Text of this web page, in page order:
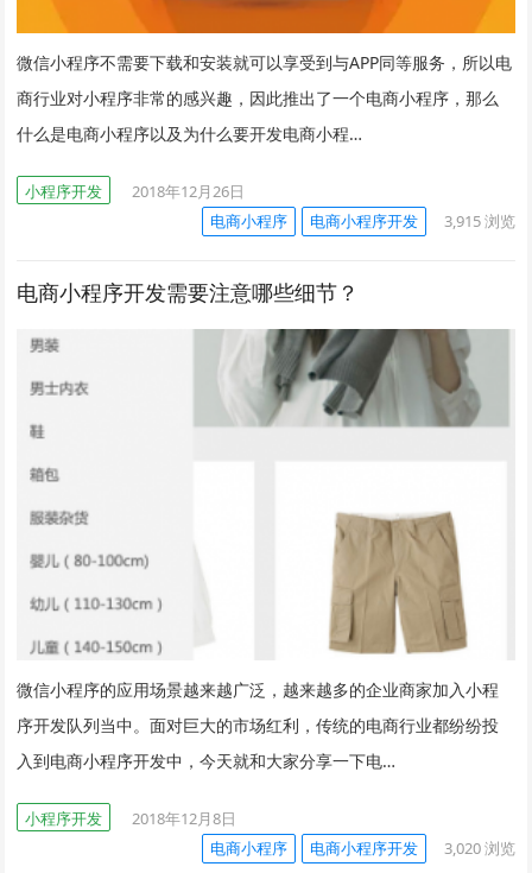
微信小程序不需要下载和安装就可以享受到与APP同等服务，所以电
商行业对小程序非常的感兴趣，因此推出了一个电商小程序，那么
什么是电商小程序以及为什么要开发电商小程…
小程序开发
2018年12月26日
电商小程序
电商小程序开发 3,915浏览
电商小程序开发需要注意哪些细节？
微信小程序的应用场景越来越广泛，越来越多的企业商家加入小程
序开发队列当中。面对巨大的市场红利，传统的电商行业都纷纷投
入到电商小程序开发中，今天就和大家分享一下电…
小程序开发
2018年12月8日
电商小程序
电商小程序开发 3,020浏览